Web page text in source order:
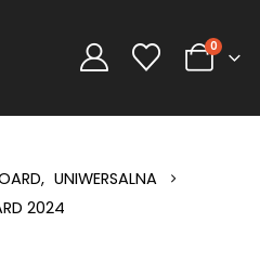
0
, UNIWERSALNA
2024